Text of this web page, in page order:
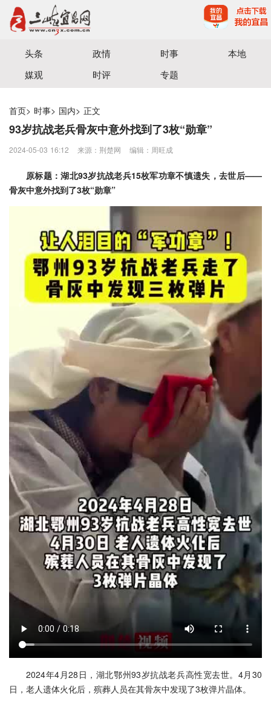
宜昌三峡融媒体中心主办
头条 政情 时事
本地
媒观
时评 专题
首页> 时事> 国内> 正文
93岁抗战老兵骨灰中意外找到了3枚“勋章”
2024-05-03 16:12 来源：荆楚网 编辑：周旺成
原标题：湖北93岁抗战老兵15枚军功章不慎遗失，去世后——
骨灰中意外找到了3枚“勋章”
2024年4月28日，湖北鄂州93岁抗战老兵高性宽去世。4月30
日，老人遗体火化后，殡葬人员在其骨灰中发现了3枚弹片晶体。